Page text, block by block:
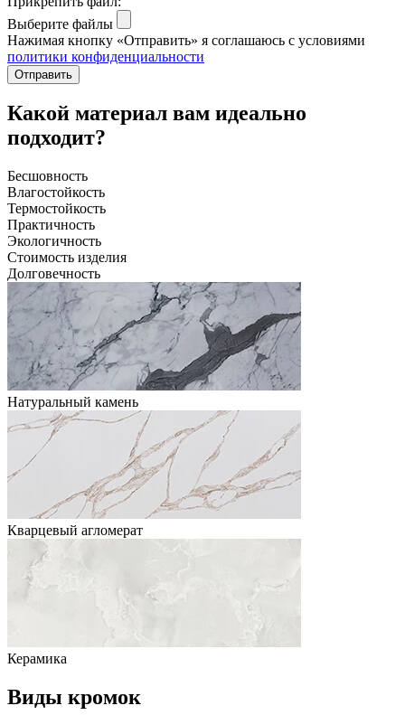
Выберите файлы
Нажимая кнопку «Отправить» я соглашаюсь с условиями
политики конфиденциальности
Отправить
Какой материал вам идеально
подходит?
Бесшовность
Влагостойкость
Термостойкость
Практичность
Экологичность
Стоимость изделия
Долговечность
Натуральный камень
Кварцевый агломерат
Керамика
Виды кромок